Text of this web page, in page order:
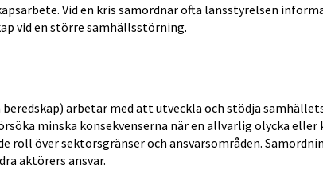
Vid en kris samordnar ofta länsstyrelsen
vid en större samhällsstörning.
arbetar med att utveckla och stödja
minska konsekvenserna när en allvarlig olycka eller
roll över sektorsgränser och ansvarsområden.
aktörers ansvar.